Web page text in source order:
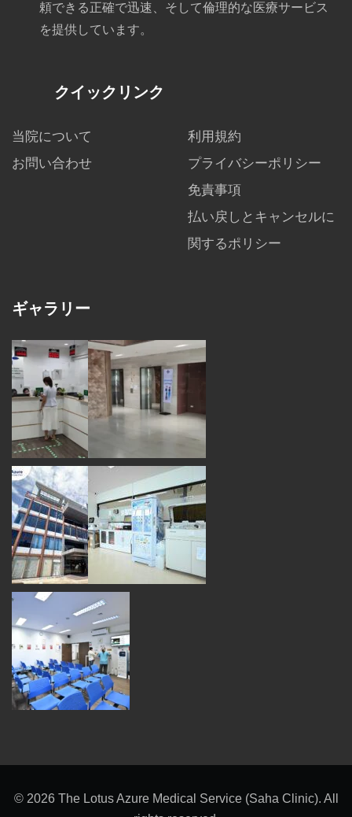
頼できる正確で迅速、そして倫理的な医療サービス
を提供しています。
クイックリンク
当院について
お問い合わせ
利用規約
プライバシーポリシー
免責事項
払い戻しとキャンセルに
関するポリシー
ギャラリー
© 2026 The Lotus Azure Medical Service (Saha Clinic). All